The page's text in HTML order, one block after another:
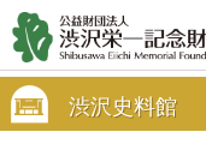
渋沢史料館